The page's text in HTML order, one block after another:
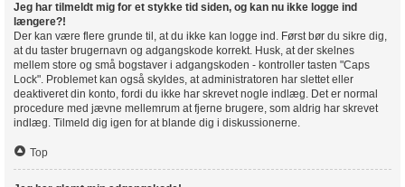
Jeg har tilmeldt mig for et stykke tid siden, og kan nu ikke logge ind
længere?!
Der kan være flere grunde til, at du ikke kan logge ind. Først bør du sikre dig,
at du taster brugernavn og adgangskode korrekt. Husk, at der skelnes
mellem store og små bogstaver i adgangskoden - kontroller tasten "Caps
Lock". Problemet kan også skyldes, at administratoren har slettet eller
deaktiveret din konto, fordi du ikke har skrevet nogle indlæg. Det er normal
procedure med jævne mellemrum at fjerne brugere, som aldrig har skrevet
indlæg. Tilmeld dig igen for at blande dig i diskussionerne.
Top